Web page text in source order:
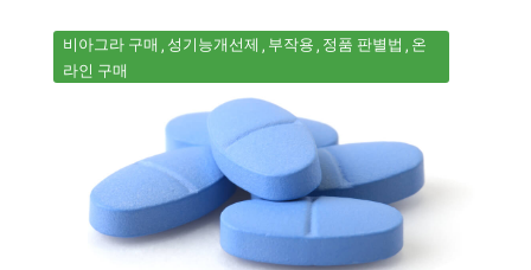
비아그라 구매 성기능개선제 부작용 정품 판별법
온
라인 구매